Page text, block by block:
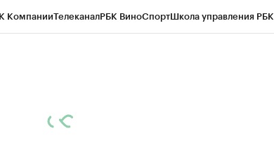
КомпанииТелеканалРБК ВиноСпортШкола управления РБК